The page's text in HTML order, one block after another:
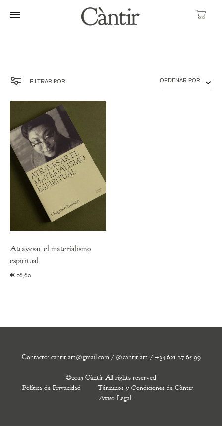
FILTRAR POR ORDENAR POR
Atravesar el materialismo
espiritual
€ 16,60
©2025 Càntir All rights reserved
Política de Privacidad
Términos y Condiciones de Càntir
Aviso Legal
Contacto: cantir.art@gmail.com / @cantir.art / +34 621 27 65 99